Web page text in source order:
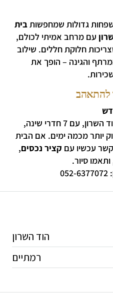
גדולות שמחפשותבית
עם מרחב אמיתי לכולם,
חלוקת חללים. שילוב
המרתף והגינה – הופך את
להתאהב
בתים דו משפחתיים במערב הוד השרון, עם 7 חדרי שינה,
יותר מכמה ימים. אם הבית
עכשיו עם קציר נכסים,
ותאמו סיור.
הוד השרון
רמתיים